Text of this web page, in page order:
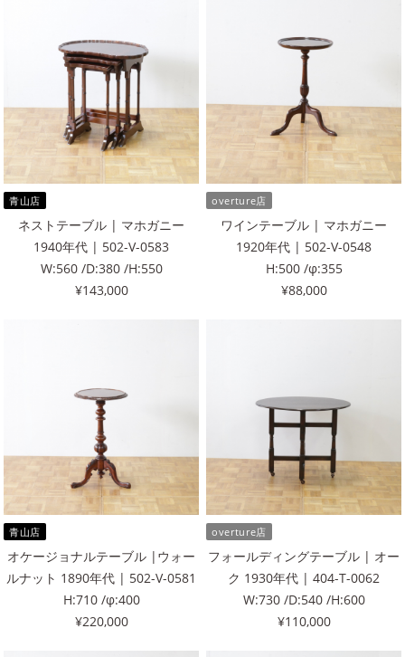
青山店
ネストテーブル | マホガニー
1940年代 | 502-V-0583
W:560 /D:380 /H:550
¥143,000
overture店
ワインテーブル | マホガニー
1920年代 | 502-V-0548
H:500 /φ:355
¥88,000
青山店
オケージョナルテーブル |ウォー
ルナット 1890年代 | 502-V-0581
H:710 /φ:400
¥220,000
overture店
フォールディングテーブル | オー
ク 1930年代 | 404-T-0062
W:730 /D:540 /H:600
¥110,000